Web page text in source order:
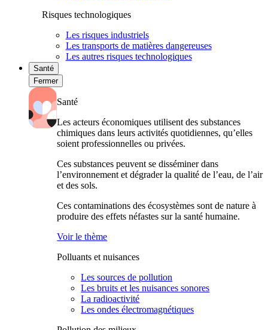
Risques technologiques
Les risques industriels
Les transports de matières dangereuses
Les autres risques technologiques
Santé
Fermer
Santé
Les acteurs économiques utilisent des substances
chimiques dans leurs activités quotidiennes, qu’elles
soient professionnelles ou privées.
Ces substances peuvent se disséminer dans
l’environnement et dégrader la qualité de l’eau, de l’air
et des sols.
Ces contaminations des écosystèmes sont de nature à
produire des effets néfastes sur la santé humaine.
Voir le thème
Polluants et nuisances
Les sources de pollution
Les bruits et les nuisances sonores
La radioactivité
Les ondes électromagnétiques